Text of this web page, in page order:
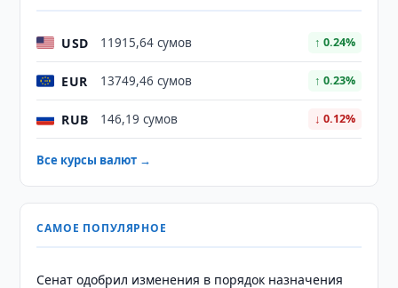
USD 11915,64 сумов ↑ 0.24%
EUR 13749,46 сумов ↑ 0.23%
RUB 146,19 сумов ↓ 0.12%
Все курсы валют →
САМОЕ ПОПУЛЯРНОЕ
Сенат одобрил изменения в порядок назначения